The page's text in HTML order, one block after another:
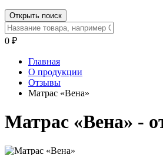
Открыть поиск
0 ₽
Главная
О продукции
Отзывы
Матрас «Вена»
Матрас «Вена» -